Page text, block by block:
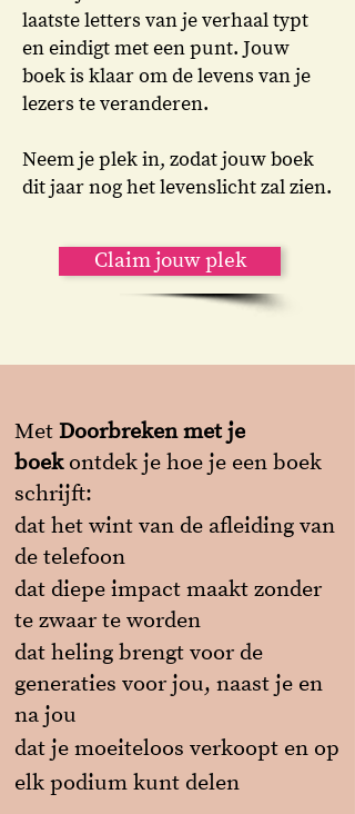
laatste letters van je verhaal typt
en eindigt met een punt. Jouw
boek is klaar om de levens van je
lezers te veranderen.
Neem je plek in, zodat jouw boek
dit jaar nog het levenslicht zal zien.
Claim jouw plek
Met Doorbreken met je
boekontdek je hoe je een boek
schrijft:
dat het wint van de afleiding van
de telefoon
dat diepe impact maakt zonder
te zwaar te worden
dat heling brengt voor de
generaties voor jou, naast je en
na jou
dat je moeiteloos verkoopt en op
elk podium kunt delen